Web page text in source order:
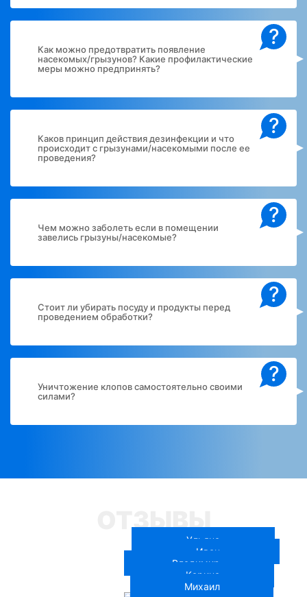
?
Как можно предотвратить появление
насекомых/грызунов? Какие профилактические
меры можно предпринять?
?
Каков принцип действия дезинфекции и что
происходит с грызунами/насекомыми после ее
проведения?
?
Чем можно заболеть если в помещении
завелись грызуны/насекомые?
?
Стоит ли убирать посуду и продукты перед
проведением обработки?
?
Уничтожение клопов самостоятельно своими
силами?
ОТЗЫВЫ
Ульяна
Иван
Владимир
Карина
Михаил